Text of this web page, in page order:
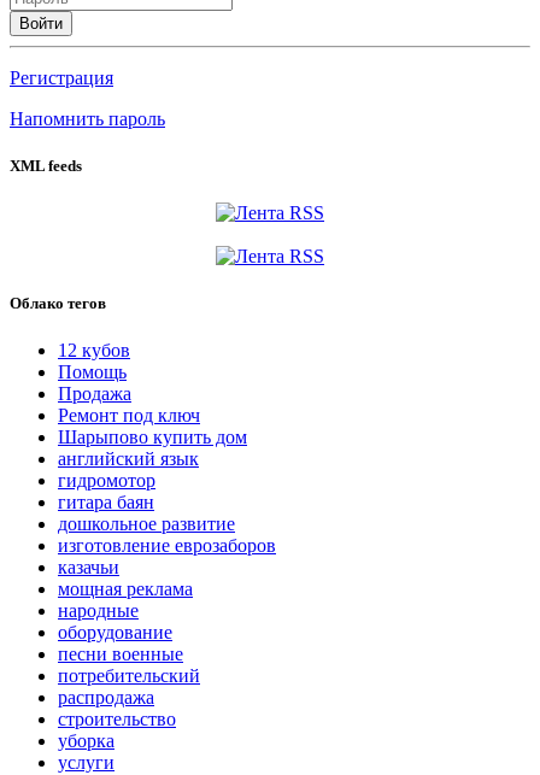
Войти
Регистрация
Напомнить пароль
XML feeds
Облако тегов
12 кубов
Помощь
Продажа
Ремонт под ключ
Шарыпово купить дом
английский язык
гидромотор
гитара баян
дошкольное развитие
изготовление еврозаборов
казачьи
мощная реклама
народные
оборудование
песни военные
потребительский
распродажа
строительство
уборка
услуги